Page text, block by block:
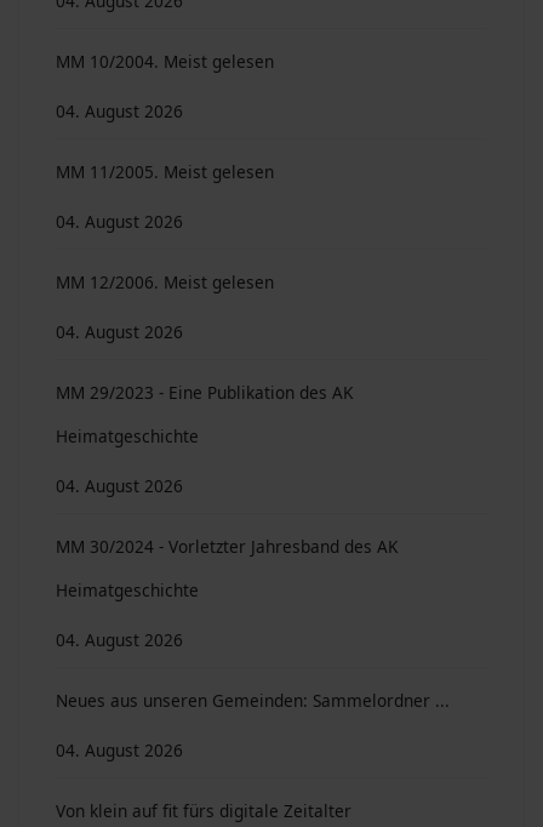
MM 10/2004. Meist gelesen
04. August 2026
MM 11/2005. Meist gelesen
04. August 2026
MM 12/2006. Meist gelesen
04. August 2026
MM 29/2023 - Eine Publikation des AK
Heimatgeschichte
04. August 2026
MM 30/2024 - Vorletzter Jahresband des AK
Heimatgeschichte
04. August 2026
Neues aus unseren Gemeinden: Sammelordner ...
04. August 2026
Von klein auf fit fürs digitale Zeitalter